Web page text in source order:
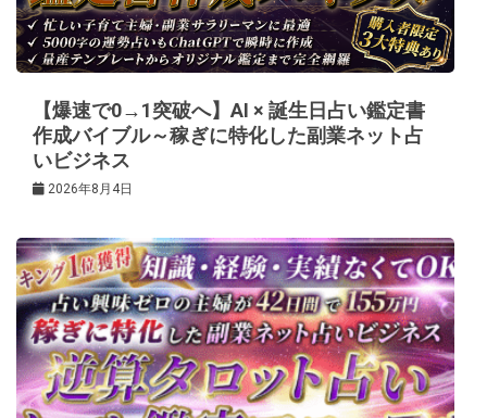
ョ
ン【爆速で0→1突破へ】AI × 誕生日占い鑑定書
作成バイブル～稼ぎに特化した副業ネット占
いビジネス
2026年8月4日